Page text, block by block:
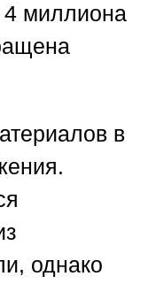
4 миллиона
в
однако